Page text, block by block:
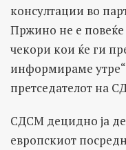
консултации во
Пржино не е повеќе
чекори кои ќе ги
информираме
претседателот на
СДСМ децидно ја
европскиот